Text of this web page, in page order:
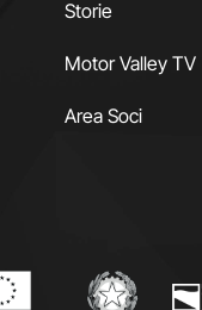
Storie
Motor Valley TV
Area Soci